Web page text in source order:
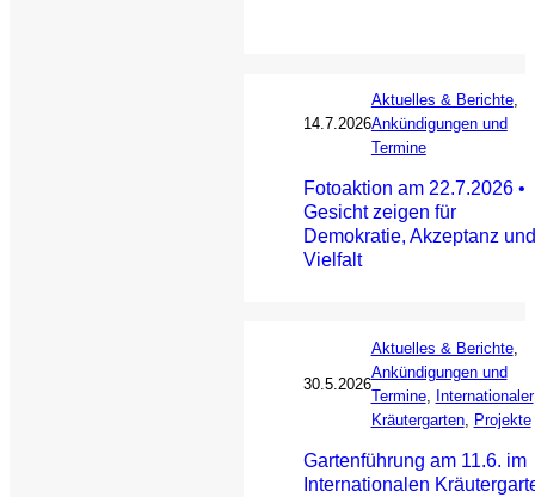
14.7.2026
Aktuelles & Berichte
Ankündigungen und
Termine
Fotoaktion am 22.7.2026 •
Gesicht zeigen für
Demokratie, Akzeptanz und
Vielfalt
30.5.2026
Aktuelles & Berichte
Ankündigungen und
Termine, Internationaler
Kräutergarten, Projekte
Gartenführung am 11.6. im
Internationalen